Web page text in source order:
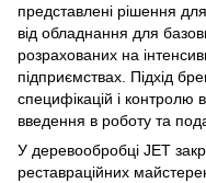
представлені рішення
від обладнання для
розрахованих на
підприємствах. Підхід
специфікацій і
введення в роботу та
У деревообробці JET
реставраційних